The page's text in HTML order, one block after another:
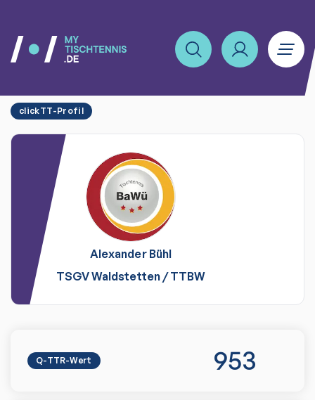
clickTT-Profil
Alexander Bühl
TSGV Waldstetten/TTBW
Q-TTR-Wert 953